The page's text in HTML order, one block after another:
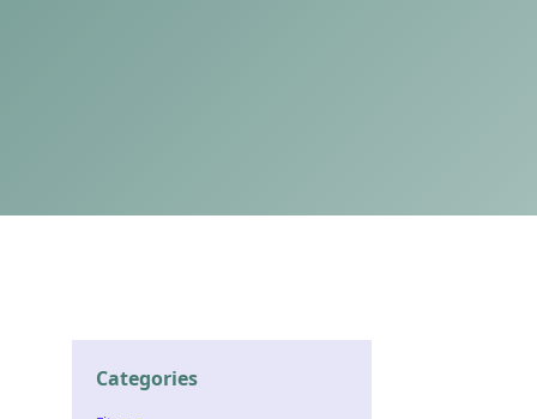
Categories